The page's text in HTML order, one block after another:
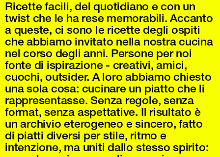
Ricette facili, del quotidiano e con un
twist che le ha rese memorabili. Accanto
a queste, ci sono le ricette degli ospiti
che abbiamo invitato nella nostra cucina
nel corso degli anni. Persone per noi
fonte di ispirazione - creativi, amici,
cuochi, outsider. A loro abbiamo chiesto
una sola cosa: cucinare un piatto che li
rappresentasse. Senza regole, senza
format, senza aspettative. Il risultato è
un archivio eterogeneo e sincero, fatto
di piatti diversi per stile, ritmo e
intenzione, ma uniti dallo stesso spirito: